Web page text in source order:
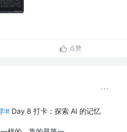
点赞
# Day 8 打卡：探索 AI 的记忆